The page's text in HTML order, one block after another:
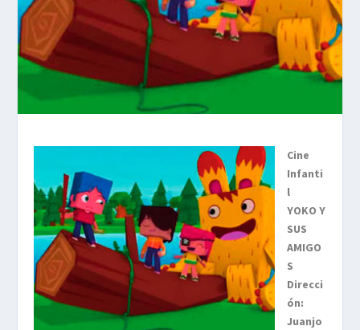
Cine
Infanti
l
YOKO Y
SUS
AMIGO
S
Direcci
ón:
Juanjo